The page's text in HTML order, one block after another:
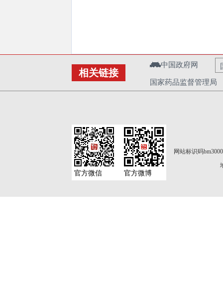
相关链接
中国政府网
国家药品监督管理局
网站标识码
官方微信 官方微博